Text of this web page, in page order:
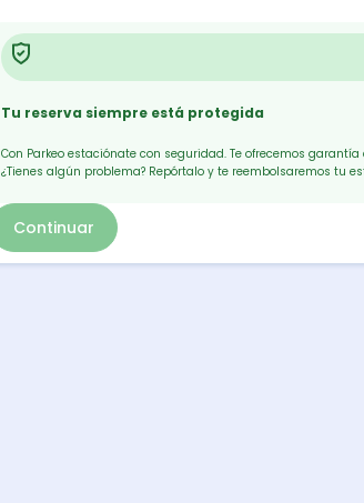
Tu reserva siempre está protegida
Con Parkeo estaciónate con seguridad. Te ofrecemos
¿Tienes algún problema? Repórtalo y te reembolsaremos tu
Continuar